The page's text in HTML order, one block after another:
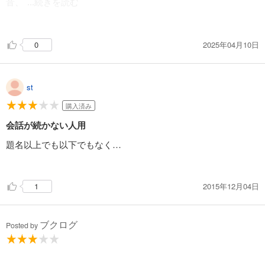
★雑談の幅を広げる＝話の着地点を決める、目的を定めて話を
進めていく（相手の○○について聞いてみようなど）
タは5〜6個くらいストック、アップデートしておくと良い。
・聞き方が相手の雑談を引き出し、発展的なコミュニケーショ
ンにつながる。相づちやさりげない関心を示すこともテクニッ
クとして重要。質問する際は気遣いのある投げかけが必要。
・相手の性格、ポジション、雰囲気から話し方や展開方法を変
える。
・営業などで相手先で話すときこそ、雑談が重要。雑談を入口
★雑談力＝日々の情報収集と計画的かつ思考的な伝え方をマス
0 2025年04月10日
st
購入済み
会話が続かない人用
題名以上でも以下でもなく…
1 2015年12月04日
Posted by ブクログ